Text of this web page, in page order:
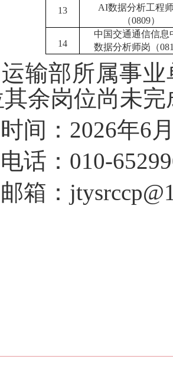
13
AI数据分析工程
（0809）
14
中国交通通信信息
数据分析师岗（
输部所属事
余岗位尚未
间：2026年6
话：010-
箱：